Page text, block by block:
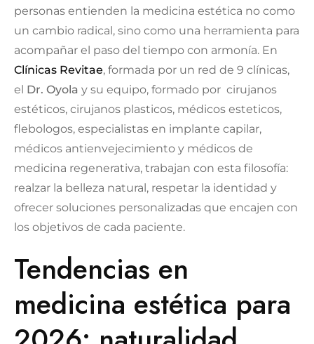
personas entienden la medicina estética no como
un cambio radical, sino como una herramienta para
acompañar el paso del tiempo con armonía. En
Clínicas Revitae, formada por un red de 9 clínicas,
el Dr. Oyola y su equipo, formado por cirujanos
estéticos, cirujanos plasticos, médicos esteticos,
flebologos, especialistas en implante capilar,
médicos antienvejecimiento y médicos de
medicina regenerativa, trabajan con esta filosofía:
realzar la belleza natural, respetar la identidad y
ofrecer soluciones personalizadas que encajen con
los objetivos de cada paciente.
Tendencias en
medicina estética para